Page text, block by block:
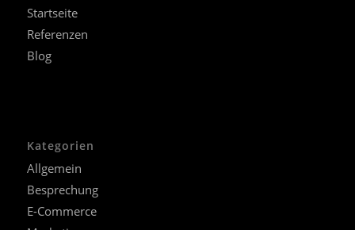
Startseite
Referenzen
Blog
Kategorien
Allgemein
Besprechung
E-Commerce